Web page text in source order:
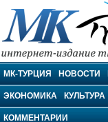
МК-Турция
МК-ТУРЦИЯ НОВОСТИ
ЭКОНОМИКА КУЛЬТУРА
КОММЕНТАРИИ